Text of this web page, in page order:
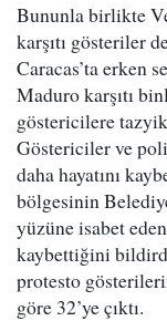
Bununla birlikte
karşıtı gösteriler
Caracas’ta erken
Maduro karşıtı
göstericilere
Göstericiler ve
daha hayatını
bölgesinin
yüzüne isabet
kaybettiğini
protesto
göre 32’ye çıktı.